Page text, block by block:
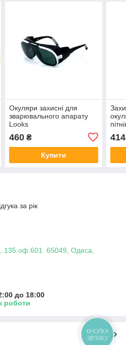
Окуляри захисні для
зварювального апарату
Looks
460₴
Купити
414
за рік
135.оф.601. 65049, Одеса,
до 18:00
роботи
КНОПКА
ЗВ'ЯЗКУ